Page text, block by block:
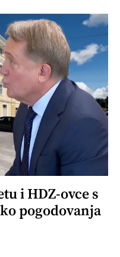
i HDZ-ovce s
pogodovanja